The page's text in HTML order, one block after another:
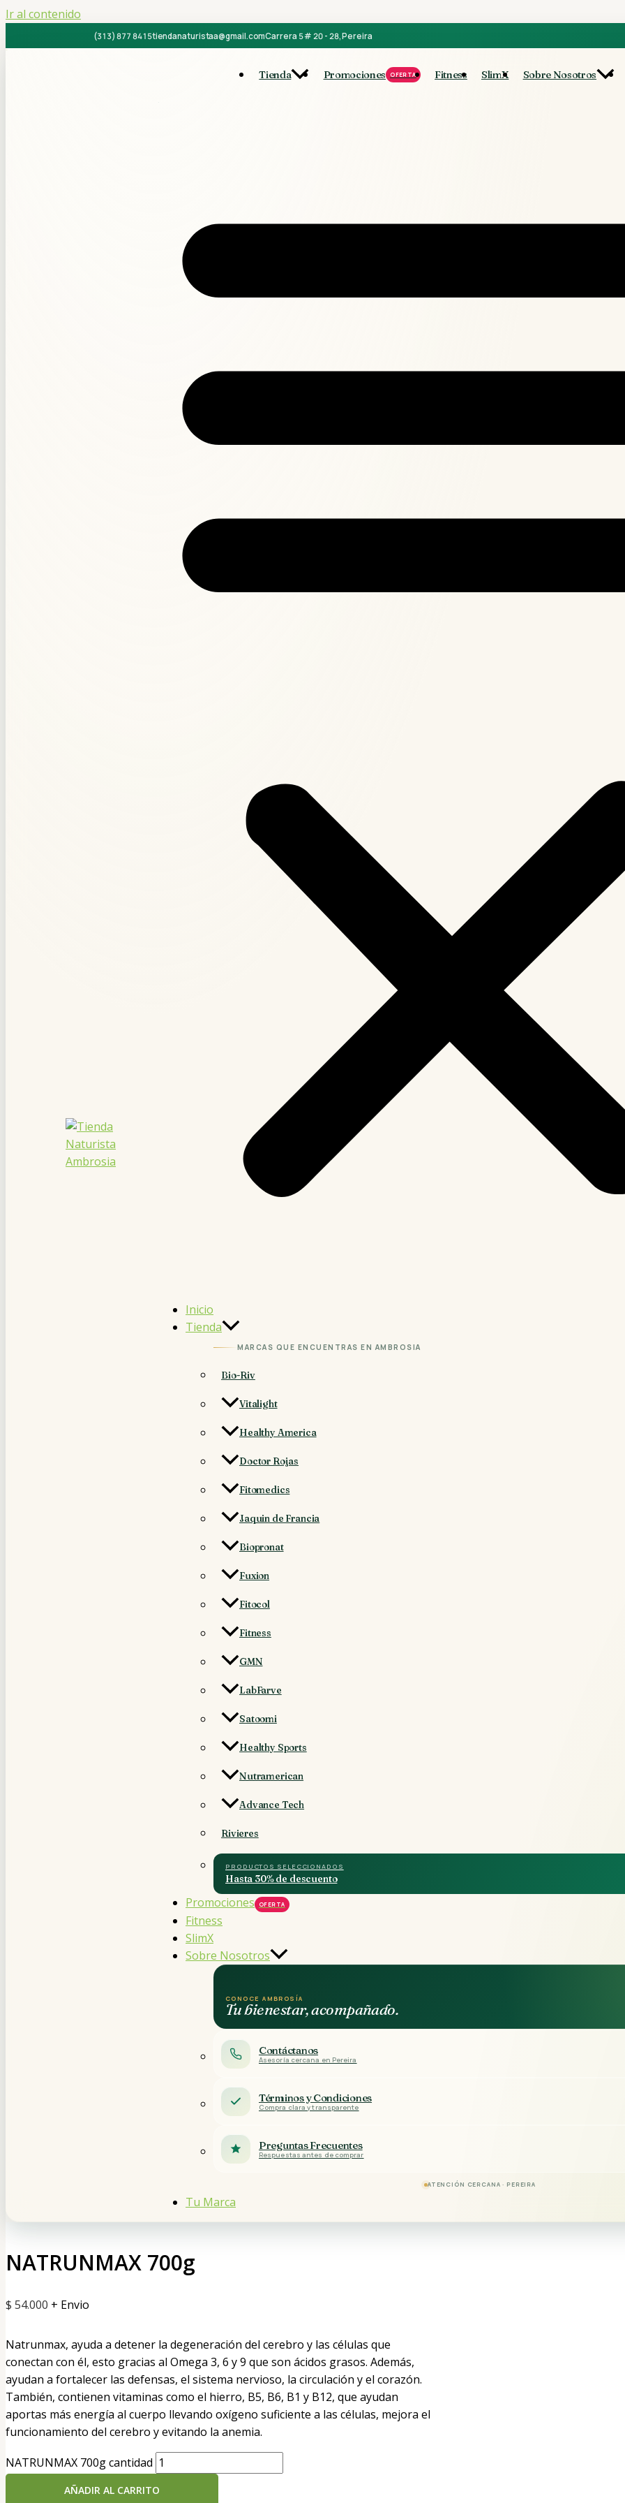
Ir al contenido
(313) 877 8415tiendanaturistaa@gmail.comCarrera 5 # 20 - 28, Pereira
Tienda Promociones Fitness SlimX Sobre Nosotros
Inicio
Tienda
MARCAS QUE ENCUENTRAS EN AMBROSIA
Bio-Riv
Vitalight
Healthy America
Doctor Rojas
Fitomedics
Jaquin de Francia
Biopronat
Fuxion
Fitocol
Fitness
GMN
LabFarve
Satoomi
Healthy Sports
Nutramerican
Advance Tech
Rivieres
PRODUCTOS SELECCIONADOS
Hasta 30% de descuento
Promociones
Fitness
SlimX
Sobre Nosotros
CONOCE AMBROSÍA
Tu bienestar, acompañado.
Contáctanos
Asesoría cercana en Pereira
Términos y Condiciones
Compra clara y transparente
Preguntas Frecuentes
Respuestas antes de comprar
ATENCIÓN CERCANA · PEREIRA
Tu Marca
NATRUNMAX 700g
$ 54.000 + Envio
Natrunmax, ayuda a detener la degeneración del cerebro y las células que
conectan con él, esto gracias al Omega 3, 6 y 9 que son ácidos grasos. Además,
ayudan a fortalecer las defensas, el sistema nervioso, la circulación y el corazón.
También, contienen vitaminas como el hierro, B5, B6, B1 y B12, que ayudan
aportas más energía al cuerpo llevando oxígeno suficiente a las células, mejora el
funcionamiento del cerebro y evitando la anemia.
NATRUNMAX 700g cantidad
AÑADIR AL CARRITO